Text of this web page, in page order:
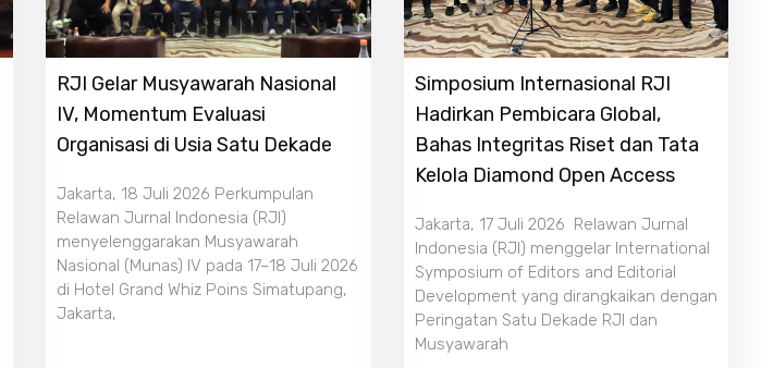
RJI Gelar Musyawarah Nasional
IV, Momentum Evaluasi
Organisasi di Usia Satu Dekade
Jakarta, 18 Juli 2026 Perkumpulan
Relawan Jurnal Indonesia (RJI)
menyelenggarakan Musyawarah
Nasional (Munas) IV pada 17–18 Juli 2026
di Hotel Grand Whiz Poins Simatupang,
Jakarta,
Simposium Internasional RJI
Hadirkan Pembicara Global,
Bahas Integritas Riset dan Tata
Kelola Diamond Open Access
Jakarta, 17 Juli 2026 Relawan Jurnal
Indonesia (RJI) menggelar International
Symposium of Editors and Editorial
Development yang dirangkaikan dengan
Peringatan Satu Dekade RJI dan
Musyawarah